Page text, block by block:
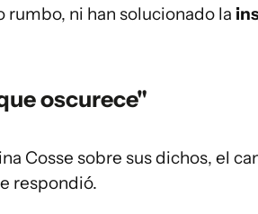
ni han solucionado la
oscurece"
Cosse sobre sus dichos, el
respondió.